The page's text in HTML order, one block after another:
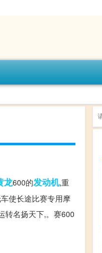
龙600的发动机,重
使长途比赛专用摩
转名扬天下,。赛600